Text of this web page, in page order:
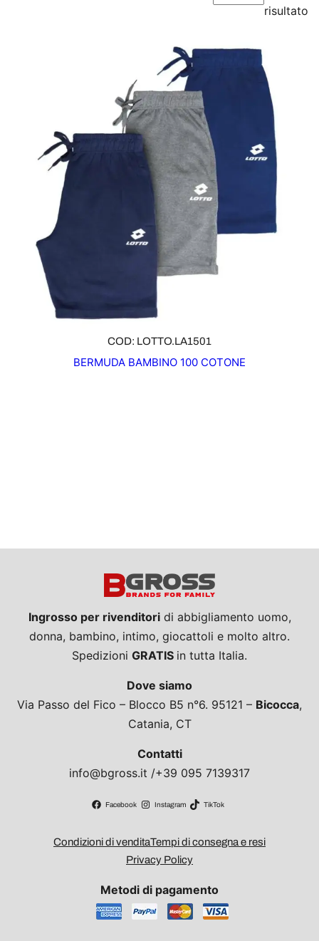
risultato
COD: LOTTO.LA1501
BERMUDA BAMBINO 100 COTONE
Ingrosso per rivenditoridi abbigliamento uomo,
donna, bambino, intimo, giocattoli e molto altro.
Spedizioni GRATIS in tutta Italia.
Dove siamo
Via Passo del Fico – Blocco B5 n°6. 95121 – Bicocca,
Catania, CT
Contatti
info@bgross.it /+39 095 7139317
Facebook Instagram TikTok
Condizioni di venditaTempi di consegna e resi
Privacy Policy
Metodi di pagamento